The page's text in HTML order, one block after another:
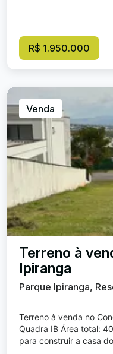
R$ 1.950.000
Venda
Terreno à
Ipiranga
Parque Ipiranga,
Terreno à venda no
Quadra IB Área total:
para construir a casa